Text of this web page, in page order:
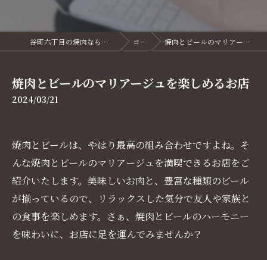
谷町六丁目の焼肉なら焼肉GUTS～離れ～ コラム 焼肉とビールのマリアージュを楽しめるお店
焼肉とビールのマリアージュを楽しめるお店
2024/03/21
焼肉とビールは、やはり最高の組み合わせですよね。そ
んな焼肉とビールのマリアージュを満喫できるお店をご
紹介いたします。美味しいお肉と、豊富な種類のビール
が揃っているので、リラックスした気分で友人や家族と
の食事を楽しめます。さぁ、焼肉とビールのハーモニー
を味わいに、お店に足を運んでみませんか？